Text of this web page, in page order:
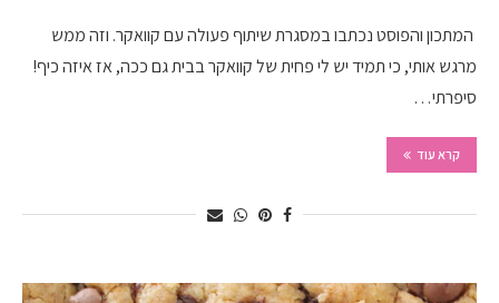
המתכון והפוסט נכתבו במסגרת שיתוף פעולה עם קוואקר. וזה ממש
מרגש אותי, כי תמיד יש לי פחית של קוואקר בבית גם ככה, אז איזה כיף!
סיפרתי…
קרא עוד